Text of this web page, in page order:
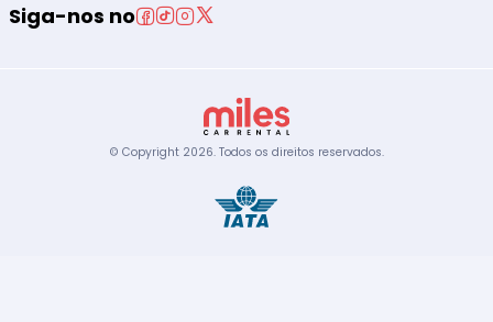
Siga-nos no
© Copyright 2026. Todos os direitos reservados.